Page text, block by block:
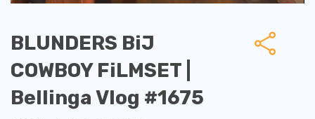
BLUNDERS BiJ
COWBOY FiLMSET |
Bellinga Vlog #1675